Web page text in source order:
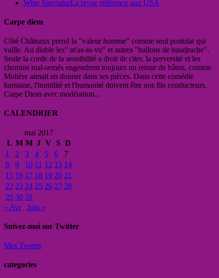
Wine SpectatorLa revue référence aux USA
Carpe diem
Côté Châteaux prend la "valeur homme" comme seul postulat qui
vaille. Au diable les" m'as-tu-vu" et autres "ballons de baudruche".
Seule la corde de la sensibilité a droit de citer, la perversité et les
chemins mal-semés engendrent toujours un retour de bâton, comme
Molière aimait en donner dans ses pièces. Dans cette comédie
humaine, l'humilité et l'humanité doivent être nos fils conducteurs.
Carpe Diem avec modération...
CALENDRIER
mai 2017
L M M J V S D
1
2 3 4 5 6
7
8
9 10 11 12 13 14
15 16 17 18 19 20 21
22 23 24 25 26 27 28
29 30 31
« Avr
Juin »
Suivez-moi sur Twitter
Mes Tweets
categories